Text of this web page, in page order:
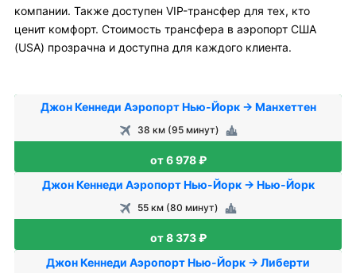
компании. Также доступен VIP-трансфер для тех, кто
ценит комфорт. Стоимость трансфера в аэропорт США
(USA) прозрачна и доступна для каждого клиента.
Джон Кеннеди Аэропорт Нью-Йорк → Манхеттен
38 км (95 минут)
от 6 978 ₽
Джон Кеннеди Аэропорт Нью-Йорк → Нью-Йорк
55 км (80 минут)
от 8 373 ₽
Джон Кеннеди Аэропорт Нью-Йорк → Либерти